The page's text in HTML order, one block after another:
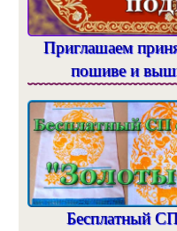
Приглашаем
пошиве и
Бесплатный